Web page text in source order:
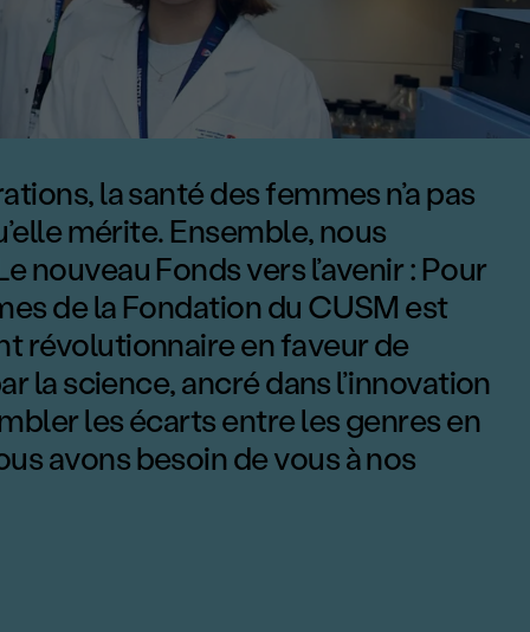
:
la santé des femmes n’a pas
mérite. Ensemble, nous
nouveau Fonds vers l’avenir : Pour
de la Fondation du CUSM est
révolutionnaire en faveur de
la science, ancré dans l’innovation
les écarts entre les genres en
avons besoin de vous à nos